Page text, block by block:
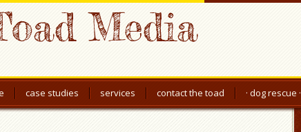
Media
case studies services contact the toad · dog rescue ·